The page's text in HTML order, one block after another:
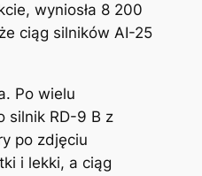
wyniosła 8 200
ciąg silników AI-25
Po wielu
silnik RD-9 B z
po zdjęciu
i lekki, a ciąg